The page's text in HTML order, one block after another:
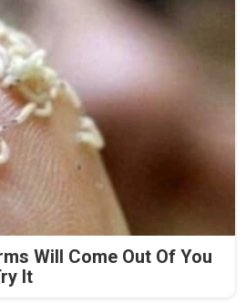
Will Come Out Of You
It